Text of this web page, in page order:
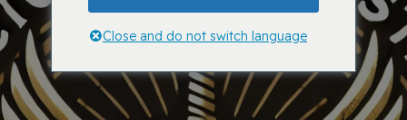
Close and do not switch language